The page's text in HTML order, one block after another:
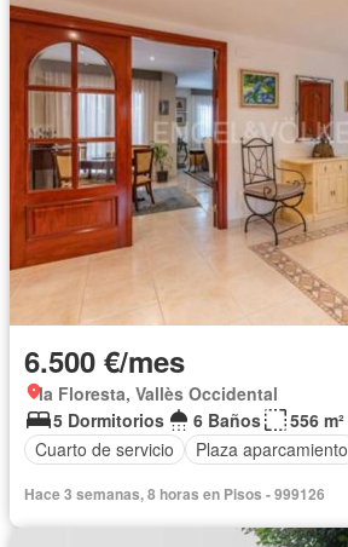
6.500 €/mes
la Floresta, Vallès Occidental
5 Dormitorios
6 Baños
556 m²
Cuarto de servicio
Plaza aparcamiento
Hace 3 semanas, 8 horas en Pisos - 999126